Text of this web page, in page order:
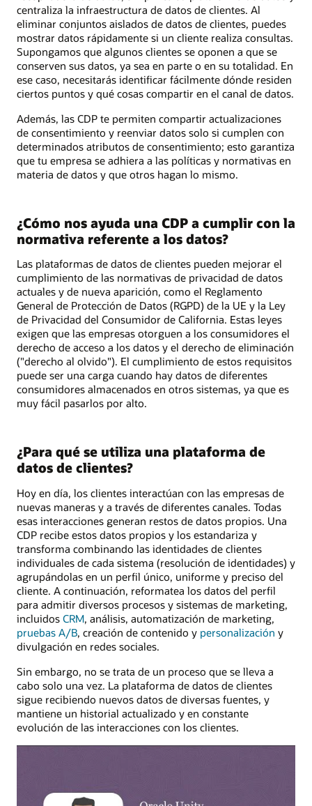
centraliza la infraestructura de datos de clientes. Al
eliminar conjuntos aislados de datos de clientes, puedes
mostrar datos rápidamente si un cliente realiza consultas.
Supongamos que algunos clientes se oponen a que se
conserven sus datos, ya sea en parte o en su totalidad. En
ese caso, necesitarás identificar fácilmente dónde residen
ciertos puntos y qué cosas compartir en el canal de datos.
Además, las CDP te permiten compartir actualizaciones
de consentimiento y reenviar datos solo si cumplen con
determinados atributos de consentimiento; esto garantiza
que tu empresa se adhiera a las políticas y normativas en
materia de datos y que otros hagan lo mismo.
¿Cómo nos ayuda una CDP a cumplir con la
normativa referente a los datos?
Las plataformas de datos de clientes pueden mejorar el
cumplimiento de las normativas de privacidad de datos
actuales y de nueva aparición, como el Reglamento
General de Protección de Datos (RGPD) de la UE y la Ley
de Privacidad del Consumidor de California. Estas leyes
exigen que las empresas otorguen a los consumidores el
derecho de acceso a los datos y el derecho de eliminación
("derecho al olvido"). El cumplimiento de estos requisitos
puede ser una carga cuando hay datos de diferentes
consumidores almacenados en otros sistemas, ya que es
muy fácil pasarlos por alto.
¿Para qué se utiliza una plataforma de
datos de clientes?
Hoy en día, los clientes interactúan con las empresas de
nuevas maneras y a través de diferentes canales. Todas
esas interacciones generan restos de datos propios. Una
CDP recibe estos datos propios y los estandariza y
transforma combinando las identidades de clientes
individuales de cada sistema (resolución de identidades) y
agrupándolas en un perfil único, uniforme y preciso del
cliente. A continuación, reformatea los datos del perfil
para admitir diversos procesos y sistemas de marketing,
incluidos CRM, análisis, automatización de marketing,
pruebas A/B, creación de contenido y personalización y
divulgación en redes sociales.
Sin embargo, no se trata de un proceso que se lleva a
cabo solo una vez. La plataforma de datos de clientes
sigue recibiendo nuevos datos de diversas fuentes, y
mantiene un historial actualizado y en constante
evolución de las interacciones con los clientes.